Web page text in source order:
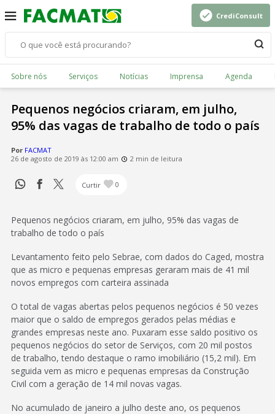
CrediConsult
Sobre nós Serviços Notícias Imprensa Agenda
Pequenos negócios criaram, em julho,
95% das vagas de trabalho de todo o país
Por FACMAT
26 de agosto de 2019 às 12:00 am
2 min de leitura
Curtir 0
Pequenos negócios criaram, em julho, 95% das vagas de
trabalho de todo o país
Levantamento feito pelo Sebrae, com dados do Caged, mostra
que as micro e pequenas empresas geraram mais de 41 mil
novos empregos com carteira assinada
O total de vagas abertas pelos pequenos negócios é 50 vezes
maior que o saldo de empregos gerados pelas médias e
grandes empresas neste ano. Puxaram esse saldo positivo os
pequenos negócios do setor de Serviços, com 20 mil postos
de trabalho, tendo destaque o ramo imobiliário (15,2 mil). Em
seguida vem as micro e pequenas empresas da Construção
Civil com a geração de 14 mil novas vagas.
No acumulado de janeiro a julho deste ano, os pequenos